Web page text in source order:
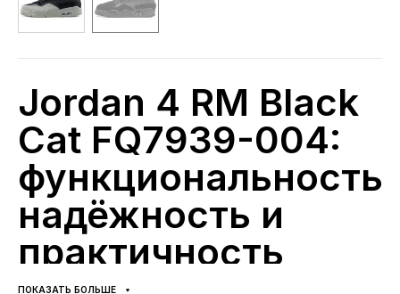
Jordan 4 RM Black
Cat FQ7939-004:
функциональность,
надёжность и
практичность
Jordan 4 RM Black Cat (артикул FQ7939-004) — это
ПОКАЗАТЬ БОЛЬШЕ